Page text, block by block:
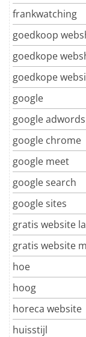
frankwatching
goedkoop
goedkope
goedkope
google
google adwords
google chrome
google meet
google search
google sites
gratis website
gratis website
hoe
hoog
horeca website
huisstijl